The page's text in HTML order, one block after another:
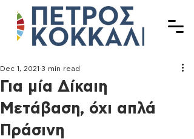
Για μία Δίκαιη
Μετάβαση, όχι απλά
Πράσινη
Dec 1, 2021 3 min read